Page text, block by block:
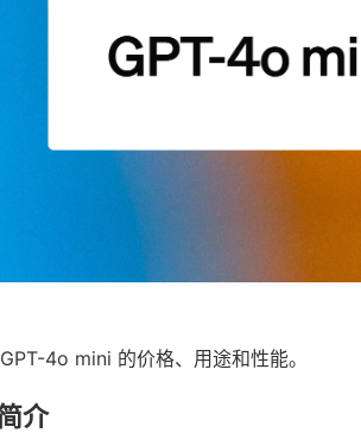
4o mini 的价格、用途和性能。
介